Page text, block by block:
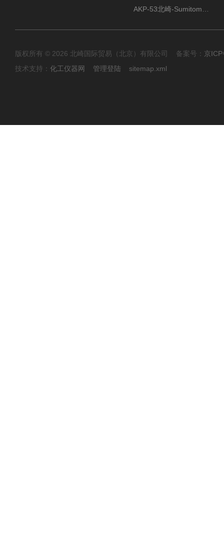
版权所有 © 2026 北崎国际贸易（北京）有限公司 备案号： 京
技术支持： 化工仪器网 管理登陆 sitemap.xml